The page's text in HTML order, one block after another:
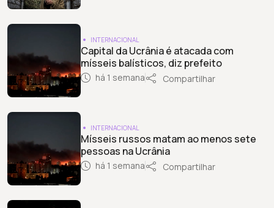
INTERNACIONAL
Capital da Ucrânia é atacada com
mísseis balísticos, diz prefeito
há 1 semana Compartilhar
INTERNACIONAL
Mísseis russos matam ao menos sete
pessoas na Ucrânia
há 1 semana Compartilhar